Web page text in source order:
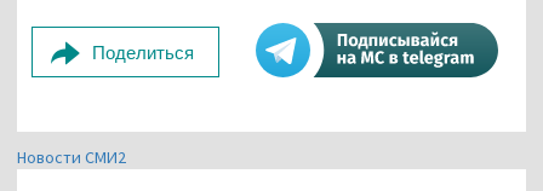
Поделиться
Новости СМИ2